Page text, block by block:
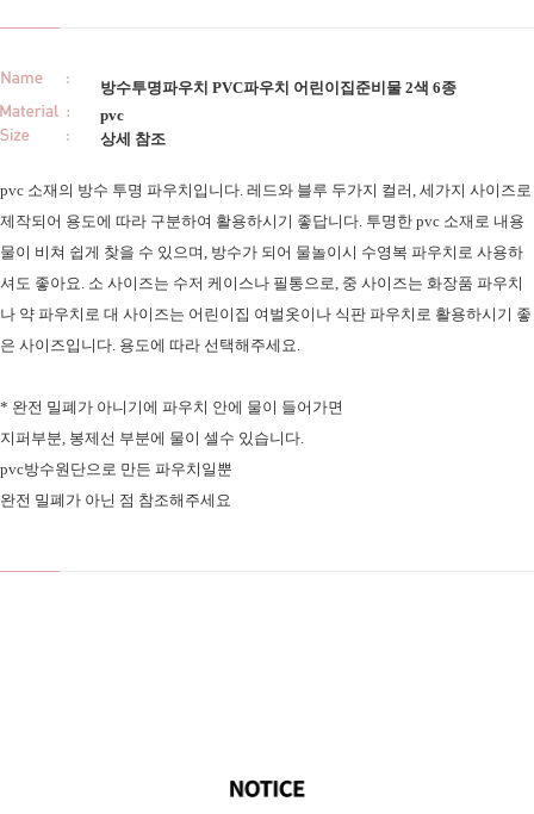
방수투명파우치 PVC파우치 어린이집준비물 2색 6종
pvc
상세 참조
pvc 소재의 방수 투명 파우치입니다. 레드와 블루 두가지 컬러, 세가지 사이즈로
제작되어 용도에 따라 구분하여 활용하시기 좋답니다. 투명한 pvc 소재로 내용
물이 비쳐 쉽게 찾을 수 있으며, 방수가 되어 물놀이시 수영복 파우치로 사용하
셔도 좋아요. 소 사이즈는 수저 케이스나 필통으로, 중 사이즈는 화장품 파우치
나 약 파우치로 대 사이즈는 어린이집 여벌옷이나 식판 파우치로 활용하시기 좋
은 사이즈입니다. 용도에 따라 선택해주세요.
* 완전 밀폐가 아니기에 파우치 안에 물이 들어가면
지퍼부분, 봉제선 부분에 물이 셀수 있습니다.
pvc방수원단으로 만든 파우치일뿐
완전 밀폐가 아닌 점 참조해주세요